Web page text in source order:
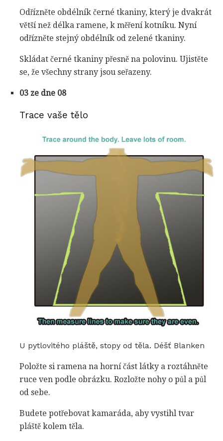
Odřízněte obdélník černé tkaniny, který je dvakrát
větší než délka ramene, k měření kotníku. Nyní
odřízněte stejný obdélník od zelené tkaniny.
Skládat černé tkaniny přesně na polovinu. Ujistěte
se, že všechny strany jsou seřazeny.
03 ze dne 08
Trace vaše tělo
U pytlovitého pláště, stopy od těla. Déšť Blanken
Položte si ramena na horní část látky a roztáhněte
ruce ven podle obrázku. Rozložte nohy o půl a půl
od sebe.
Budete potřebovat kamaráda, aby vystihl tvar
pláště kolem těla.